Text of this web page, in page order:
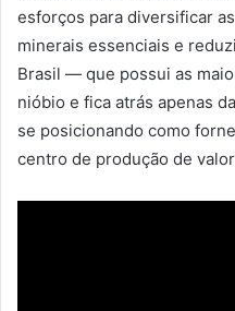
esforços para diversificar
minerais essenciais e
Brasil — que possui as
nióbio e fica atrás apenas
se posicionando como
centro de produção de